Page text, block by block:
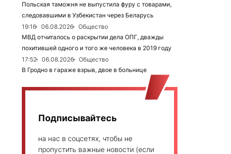
Польская таможня не выпустила фуру с товарами,
следовавшими в Узбекистан через Беларусь
19:16
06.08.2026
Общество
МВД отчиталось о раскрытии дела ОПГ, дважды
похитившей одного и того же человека в 2019 году
17:52
06.08.2026
Общество
В Гродно в гараже взрыв, двое в больнице
Подписывайтесь
на нас в соцсетях, чтобы не
пропустить важные новости (если